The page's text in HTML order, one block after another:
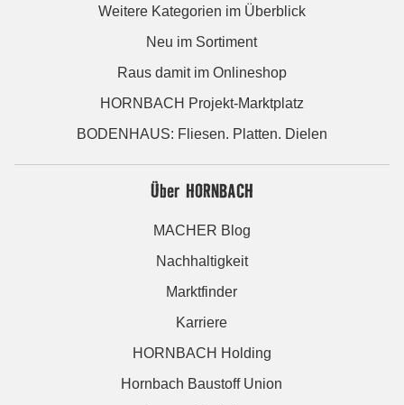
Weitere Kategorien im Überblick
Neu im Sortiment
Raus damit im Onlineshop
HORNBACH Projekt-Marktplatz
BODENHAUS: Fliesen. Platten. Dielen
Über HORNBACH
MACHER Blog
Nachhaltigkeit
Marktfinder
Karriere
HORNBACH Holding
Hornbach Baustoff Union